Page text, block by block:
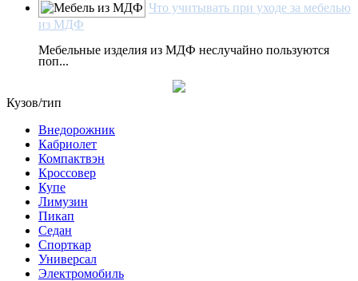
Что учитывать при уходе за мебелью
из МДФ
Мебельные изделия из МДФ неслучайно пользуются
поп...
Кузов/тип
Внедорожник
Кабриолет
Компактвэн
Кроссовер
Купе
Лимузин
Пикап
Седан
Спорткар
Универсал
Электромобиль